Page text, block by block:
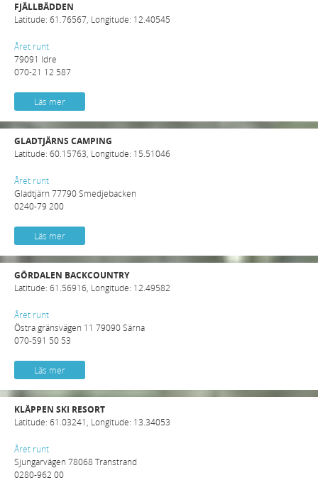
FJÄLLBÄDDEN
Latitude: 61.76567, Longitude: 12.40545
Året runt
79091 Idre
070-21 12 587
Läs mer
GLADTJÄRNS CAMPING
Latitude: 60.15763, Longitude: 15.51046
Året runt
Gladtjärn 77790 Smedjebacken
0240-79 200
Läs mer
GÖRDALEN BACKCOUNTRY
Latitude: 61.56916, Longitude: 12.49582
Året runt
Östra gränsvägen 11 79090 Särna
070-591 50 53
Läs mer
KLÄPPEN SKI RESORT
Latitude: 61.03241, Longitude: 13.34053
Året runt
Sjungarvägen 78068 Transtrand
0280-962 00